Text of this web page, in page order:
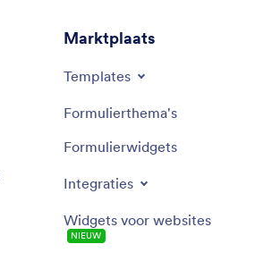
Marktplaats
Templates
Formulierthema's
Formulierwidgets
Integraties
Widgets voor websites
NIEUW